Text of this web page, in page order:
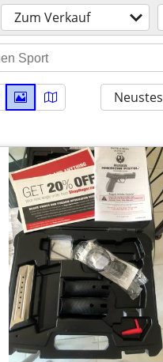
Zum Verkauf
Neustes